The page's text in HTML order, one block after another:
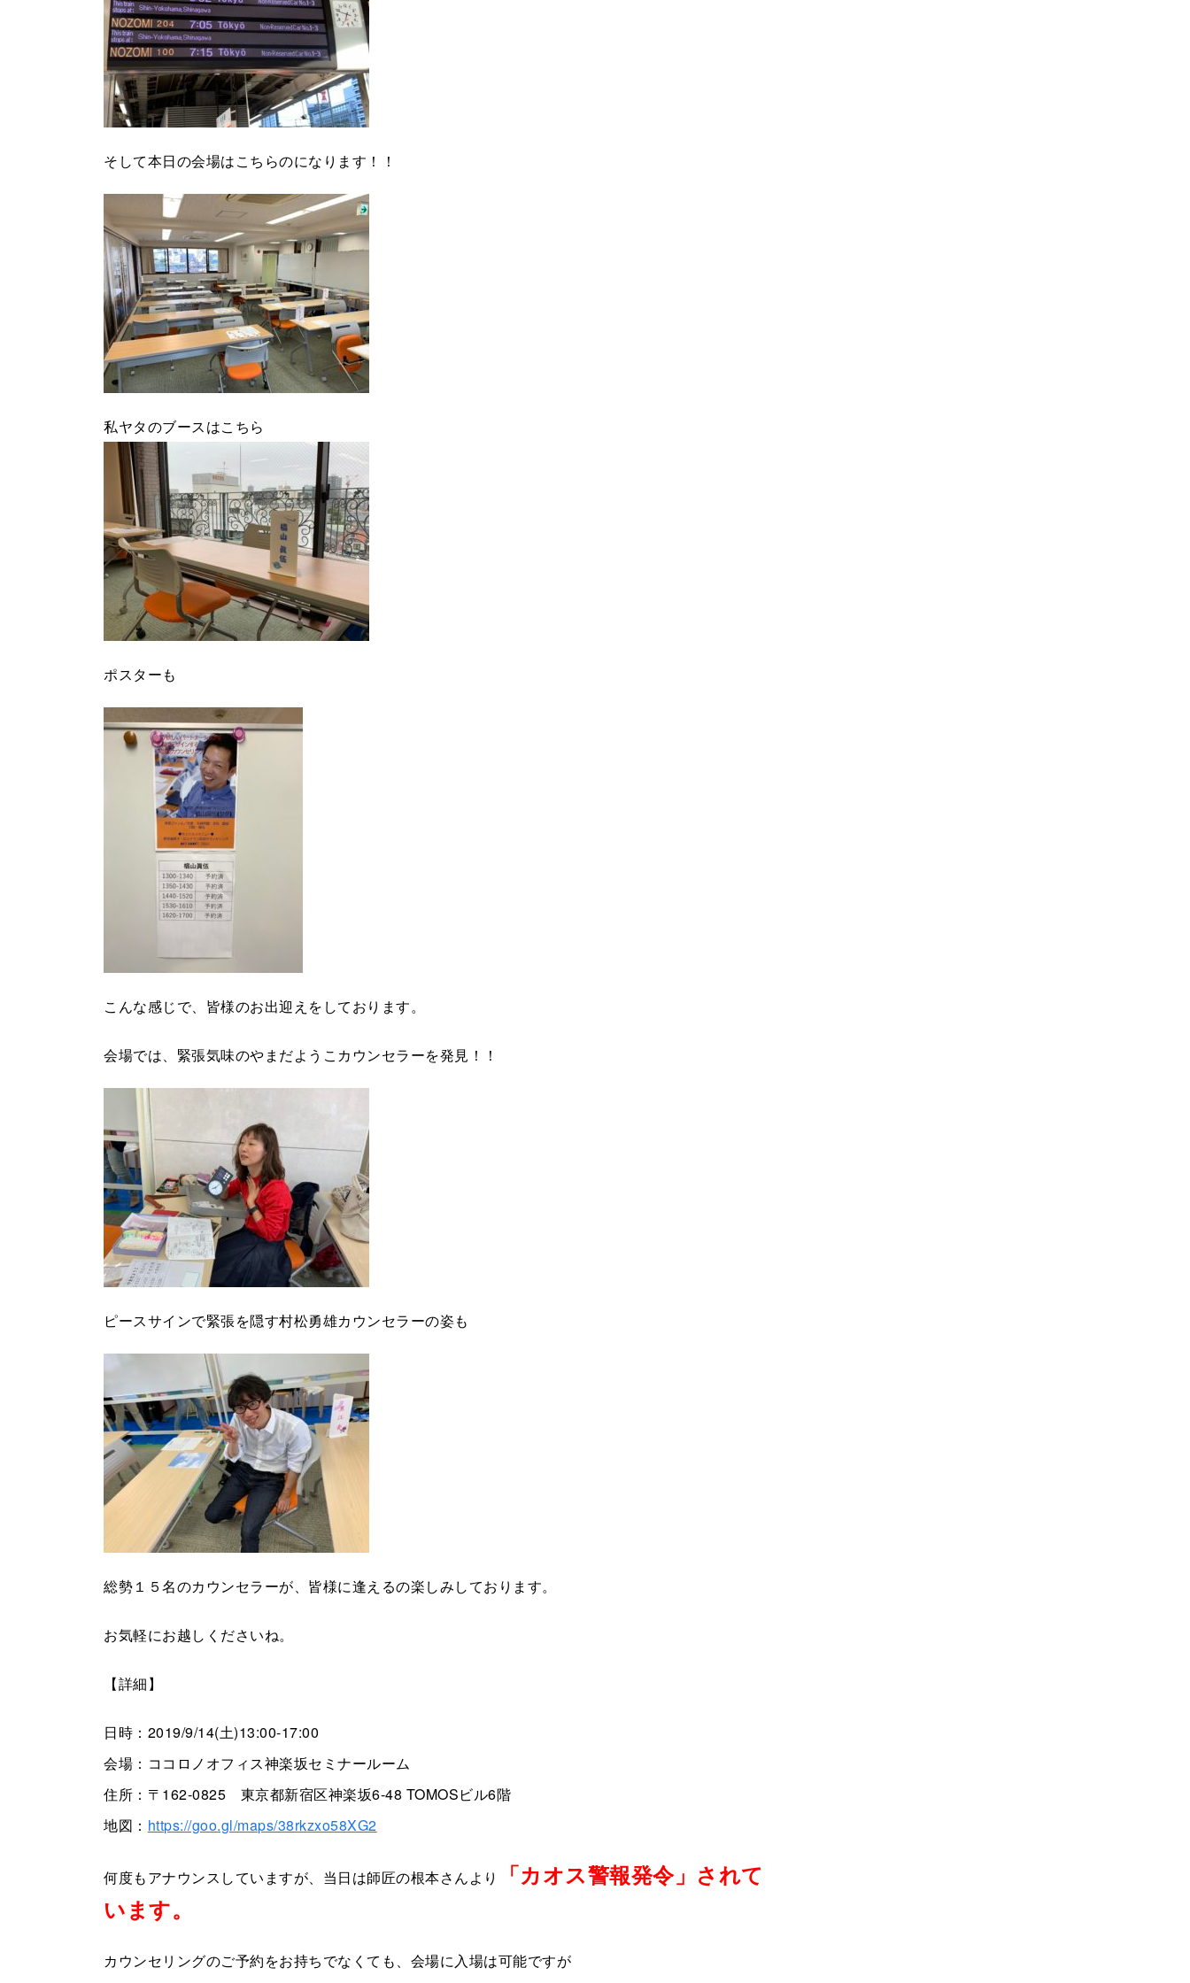
そして本日の会場はこちらのになります！！
私ヤタのブースはこちら
ポスターも
こんな感じで、皆様のお出迎えをしております。
会場では、緊張気味のやまだようこカウンセラーを発見！！
ピースサインで緊張を隠す村松勇雄カウンセラーの姿も
総勢１５名のカウンセラーが、皆様に逢えるの楽しみしております。
お気軽にお越しくださいね。
【詳細】
日時：2019/9/14(土)13:00-17:00
会場：ココロノオフィス神楽坂セミナールーム
住所：〒162-0825 東京都新宿区神楽坂6-48 TOMOSビル6階
地図： https://goo.gl/maps/38rkzxo58XG2
何度もアナウンスしていますが、当日は師匠の根本さんより
「カオス警報発令」されて
います。
カウンセリングのご予約をお持ちでなくても、会場に入場は可能ですが